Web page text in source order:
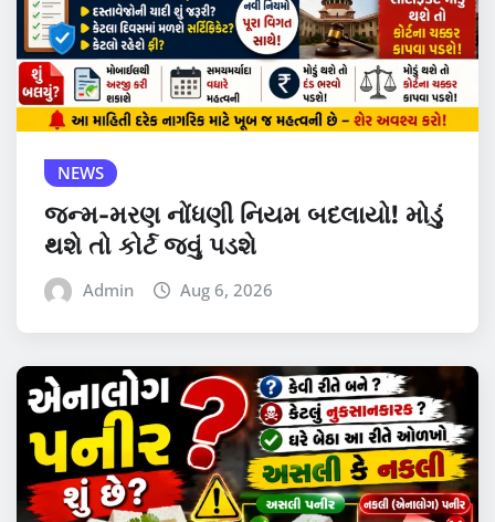
NEWS
જન્મ-મરણ નોંધણી નિયમ બદલાયો! મોડું
થશે તો કોર્ટ જવું પડશે
Admin Aug 6, 2026